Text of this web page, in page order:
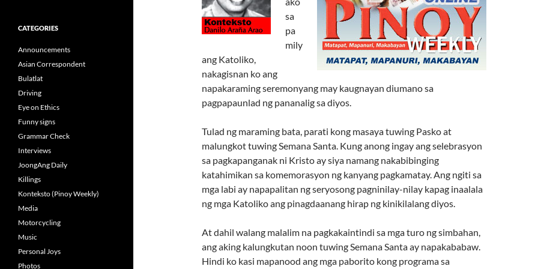
sa
pa
mily
ang Katoliko,
nakagisnan ko ang
napakaraming seremonyang may kaugnayan diumano sa
pagpapaunlad ng pananalig sa diyos.
Tulad ng maraming bata, parati kong masaya tuwing Pasko at
malungkot tuwing Semana Santa. Kung anong ingay ang selebrasyon
sa pagkapanganak ni Kristo ay siya namang nakabibinging
katahimikan sa komemorasyon ng kanyang pagkamatay. Ang ngiti sa
mga labi ay napapalitan ng seryosong pagninilay-nilay kapag inaalala
ng mga Katoliko ang pinagdaanang hirap ng kinikilalang diyos.
At dahil walang malalim na pagkakaintindi sa mga turo ng simbahan,
ang aking kalungkutan noon tuwing Semana Santa ay napakababaw.
Hindi ko kasi mapanood ang mga paborito kong programa sa
CATEGORIES
Announcements
Asian Correspondent
Bulatlat
Driving
Eye on Ethics
Funny signs
Grammar Check
Interviews
JoongAng Daily
Killings
Konteksto (Pinoy Weekly)
Media
Motorcycling
Music
Personal Joys
Photos